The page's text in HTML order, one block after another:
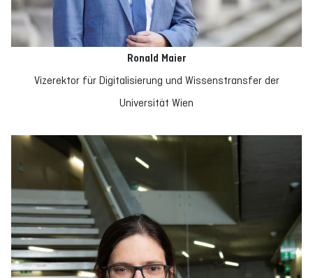
Ronald Maier
Vizerektor für Digitalisierung und Wissenstransfer der
Universität Wien